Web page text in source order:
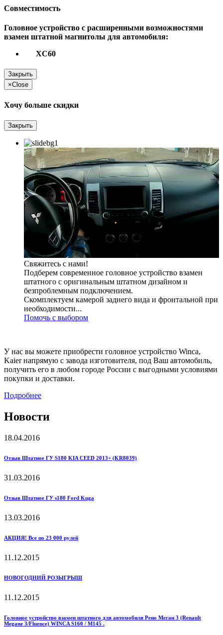
Совместимость
Головное устройство с расширенными возможностями
взамен штатной магнитолы для автомобиля:
XC60
Закрыть
×Close
Хочу больше скидки
Закрыть
Свяжитесь с нами!
Подберем современное головное устройство взамен
штатного с оригинальным штатном дизайном и
безпроблемным подключением.
Скомплектуем камерой заднего вида и фронтальной при
необходимости...
Помочь с выбором
У нас вы можете приобрести головное устройство Winca,
Kaier напрямую с завода изготовителя, под Ваш автомобиль,
получить его в любом городе России с выгодными условиями
покупки и доставки.
Подробнее
Новости
18.04.2016
Отзыв Штатное ГУ S180 KIA CEED 2013+ (KR8039)
31.03.2016
Отзыв Штатное ГУ s180 Ford Kuga
13.03.2016
АКЦИЯ! Все по 23 000 рулей
11.12.2015
НОВОГОДНИЙ РОЗЫГРЫШ
11.12.2015
Головное устройство взамен штатного для автомобиля Рено Меган 3 (Renault
Megane 3/Fluence) WINCA S160 / M145 .